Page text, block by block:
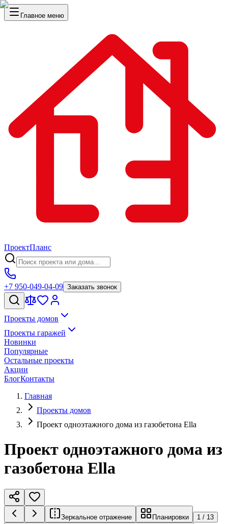
Главное меню
ПроектПланс
+7 950-049-04-09 Заказать звонок
Проекты домов
Проекты гаражей
Новинки
Популярные
Остальные проекты
Акции
БлогКонтакты
Главная
Проекты домов
Проект одноэтажного дома из газобетона Ella
Проект одноэтажного дома из
газобетона Ella
Зеркальное отражение Планировки 1 / 13